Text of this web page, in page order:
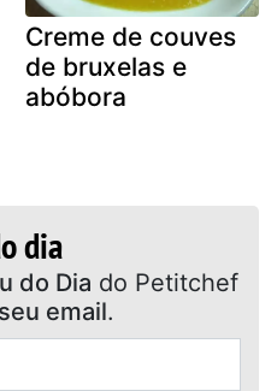
Creme de couves
de bruxelas e
abóbora
dia
do Dia do Petitchef
email.